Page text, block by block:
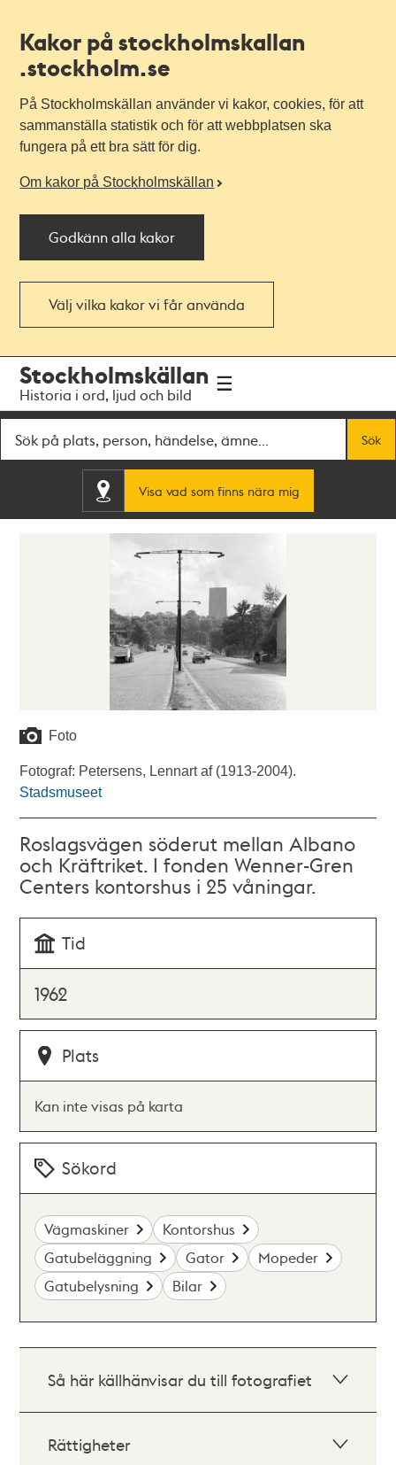
Kakor på stockholmskallan
.stockholm.se
På Stockholmskällan använder vi kakor, cookies, för att
sammanställa statistik och för att webbplatsen ska
fungera på ett bra sätt för dig.
Om kakor på Stockholmskällan
Godkänn alla kakor
Välj vilka kakor vi får använda
navigationen
huvudinnehållet
Stockholmskällan
Historia i ord, ljud och bild
Sök
Visa vad som finns nära mig
Foto
Fotograf: Petersens, Lennart af (1913-2004).
Stadsmuseet
Roslagsvägen söderut mellan Albano
och Kräftriket. I fonden Wenner-Gren
Centers kontorshus i 25 våningar.
Tid
1962
Plats
Kan inte visas på karta
Sökord
Vägmaskiner
Kontorshus
Gatubeläggning
Gator
Mopeder
Gatubelysning
Bilar
Så här källhänvisar du till fotografiet
Rättigheter